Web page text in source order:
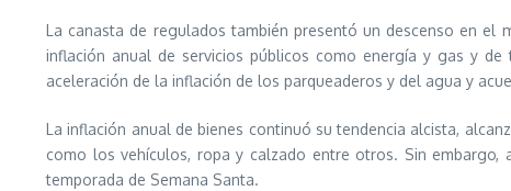
La canasta de regulados también presentó un descenso en el
inflación anual de servicios públicos como energía y gas y
aceleración de la inflación de los parqueaderos y del agua y
La inflación anual de bienes continuó su tendencia alcista,
como los vehículos, ropa y calzado entre otros. Sin
temporada de Semana Santa.